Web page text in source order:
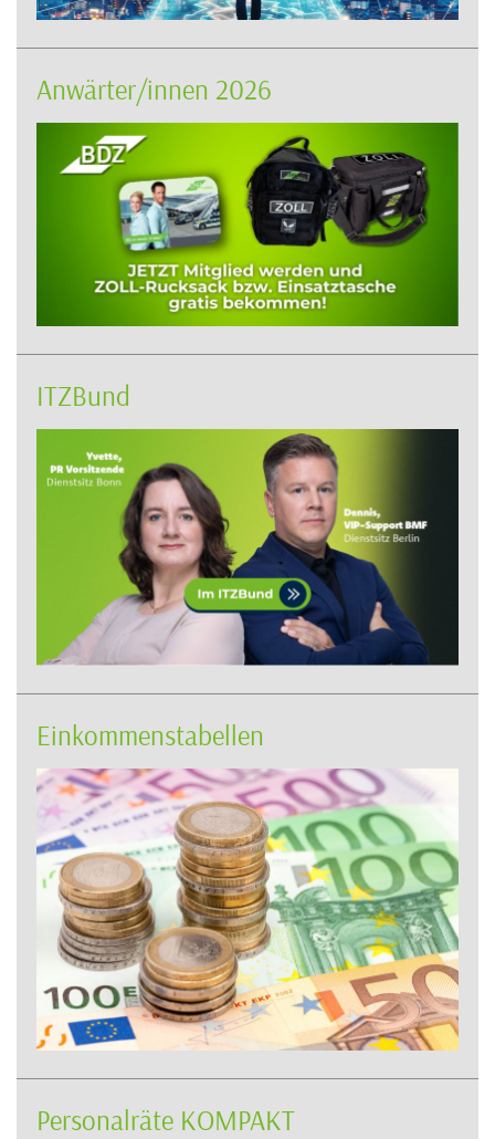
Anwärter/innen 2026
ITZBund
Einkommenstabellen
Personalräte KOMPAKT